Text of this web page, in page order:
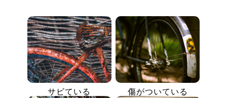
サビている 傷がついている